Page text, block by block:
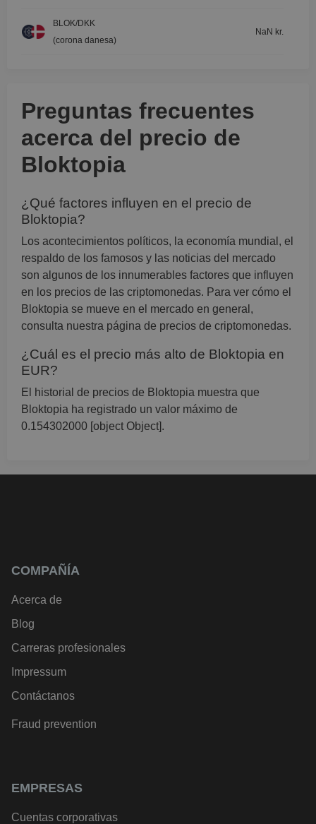
BLOK/DKK
(corona danesa)
NaN kr.
Preguntas frecuentes
acerca del precio de
Bloktopia
¿Qué factores influyen en el precio de
Bloktopia?
Los acontecimientos políticos, la economía mundial, el
respaldo de los famosos y las noticias del mercado
son algunos de los innumerables factores que influyen
en los precios de las criptomonedas. Para ver cómo el
Bloktopia se mueve en el mercado en general,
consulta nuestra página de precios de criptomonedas.
¿Cuál es el precio más alto de Bloktopia en
EUR?
El historial de precios de Bloktopia muestra que
Bloktopia ha registrado un valor máximo de
0.154302000 [object Object].
COMPAÑÍA
Acerca de
Blog
Carreras profesionales
Impressum
Contáctanos
Fraud prevention
EMPRESAS
Cuentas corporativas